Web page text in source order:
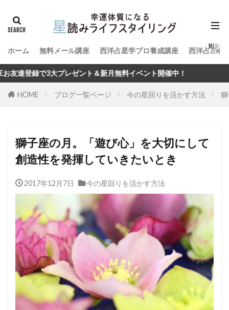
ホーム 無料メール講座 西洋占星学プロ養成講座 西洋占星術
＆新月無料イベント開催中！
HOME ブログ一覧ページ 今の星回りを活かす方法
獅子座の月。「遊び心」を大切にして
創造性を発揮していきたいとき
2017年12月7日 今の星回りを活かす方法